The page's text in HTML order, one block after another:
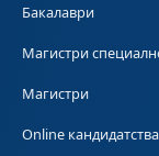
Бакалаври
Магистри
Магистри
Online